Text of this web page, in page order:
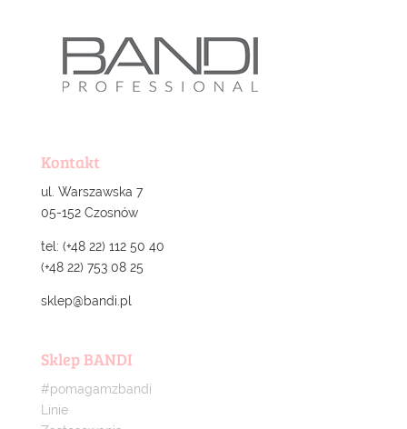
Kontakt
ul. Warszawska 7
05-152 Czosnów
tel: (+48 22) 112 50 40
(+48 22) 753 08 25
sklep@bandi.pl
Sklep BANDI
#pomagamzbandi
Linie